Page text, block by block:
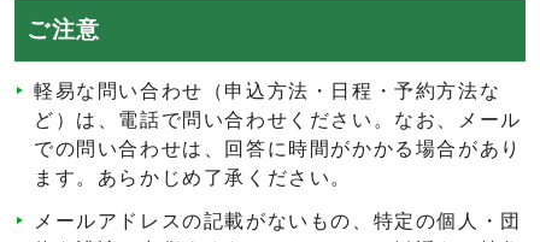
ご注意
軽易な問い合わせ（申込方法・日程・予約方法な
ど）は、電話で問い合わせください。なお、メール
での問い合わせは、回答に時間がかかる場合があり
ます。あらかじめ了承ください。
メールアドレスの記載がないもの、特定の個人・団